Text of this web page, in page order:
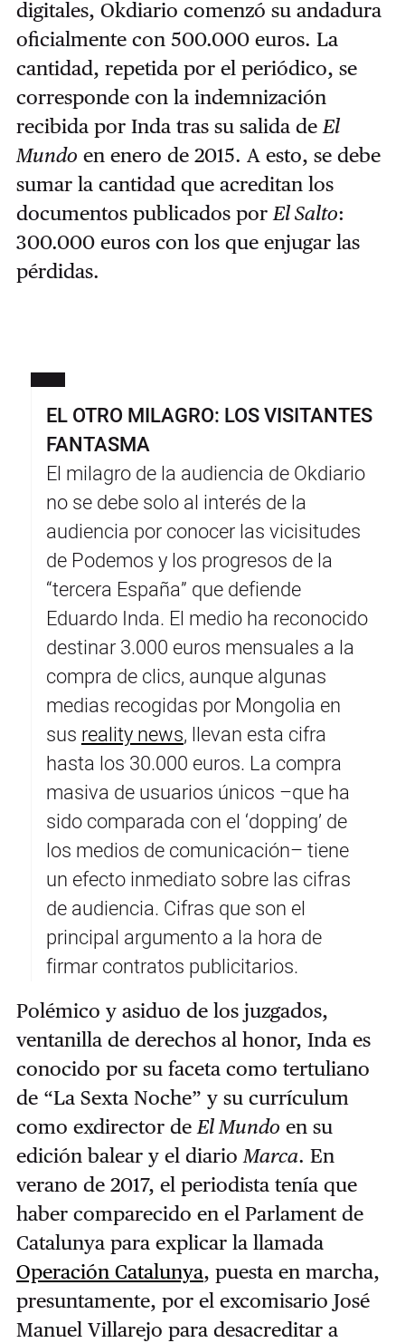
digitales, Okdiario comenzó su andadura
oficialmente con 500.000 euros. La
cantidad, repetida por el periódico, se
corresponde con la indemnización
recibida por Inda tras su salida deEl
Mundo en enero de 2015. A esto, se debe
sumar la cantidad que acreditan los
documentos publicados porEl Salto:
300.000 euros con los que enjugar las
pérdidas.
EL OTRO MILAGRO: LOS VISITANTES
FANTASMA
El milagro de la audiencia de Okdiario
no se debe solo al interés de la
audiencia por conocer las vicisitudes
de Podemos y los progresos de la
“tercera España” que defiende
Eduardo Inda. El medio ha reconocido
destinar 3.000 euros mensuales a la
compra de clics, aunque algunas
medias recogidas por Mongolia en
susreality news, llevan esta cifra
hasta los 30.000 euros. La compra
masiva de usuarios únicos –que ha
sido comparada con el ‘dopping’ de
los medios de comunicación– tiene
un efecto inmediato sobre las cifras
de audiencia. Cifras que son el
principal argumento a la hora de
firmar contratos publicitarios.
Polémico y asiduo de los juzgados,
ventanilla de derechos al honor, Inda es
conocido por su faceta como tertuliano
de “La Sexta Noche” y su currículum
como exdirector deEl Mundo en su
edición balear y el diarioMarca. En
verano de 2017, el periodista tenía que
haber comparecido en el Parlament de
Catalunya para explicar la llamada
Operación Catalunya, puesta en marcha,
presuntamente, por el excomisario José
Manuel Villarejo para desacreditar a